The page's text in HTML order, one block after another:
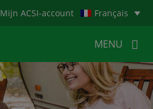
Mijn ACSI-account Français
MENU